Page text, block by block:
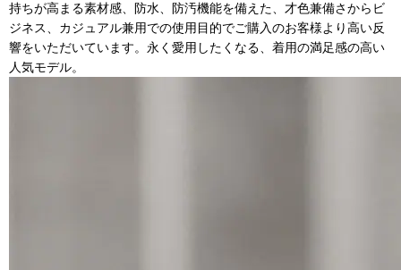
持ちが高まる素材感、防水、防汚機能を備えた、才色兼備さからビ
ジネス、カジュアル兼用での使用目的でご購入のお客様より高い反
響をいただいています。永く愛用したくなる、着用の満足感の高い
人気モデル。